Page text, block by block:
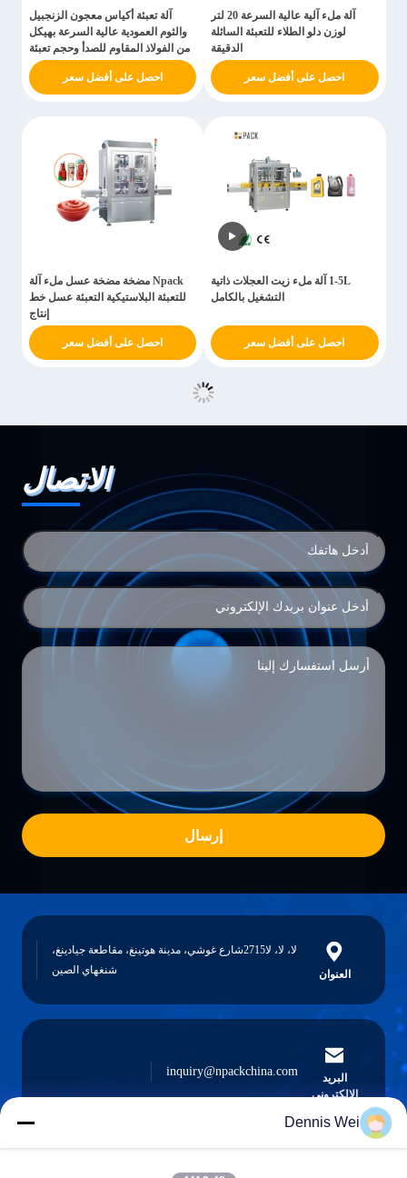
آلة ملء آلية عالية السرعة 20 لتر
لوزن دلو الطلاء للتعبئة السائلة
الدقيقة
احصل على أفضل سعر
آلة تعبئة أكياس معجون الزنجبيل
والثوم العمودية عالية السرعة بهيكل
من الفولاذ المقاوم للصدأ وحجم تعبئة
احصل على أفضل سعر
1-5L آلة ملء زيت العجلات ذاتية
التشغيل بالكامل
احصل على أفضل سعر
Npack مضخة مضخة عسل ملء آلة
للتعبئة البلاستيكية التعبئة عسل خط
إنتاج
احصل على أفضل سعر
الاتصال
إرسال
العنوان
لا، لا، لا2715شارع غوشي، مدينة هوتينغ، مقاطعة جيادينغ،
شنغهاي الصين
البريد
الإلكتروني
inquiry@npackchina.com
Dennis Wei